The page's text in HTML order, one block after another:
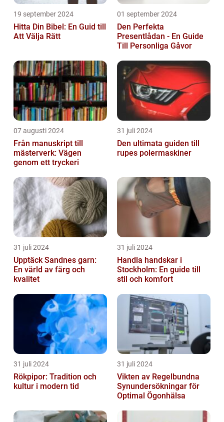
19 september 2024
Hitta Din Bibel: En Guid till
Att Välja Rätt
01 september 2024
Den Perfekta
Presentlådan - En Guide
Till Personliga Gåvor
07 augusti 2024
Från manuskript till
mästerverk: Vägen
genom ett tryckeri
31 juli 2024
Den ultimata guiden till
rupes polermaskiner
31 juli 2024
Upptäck Sandnes garn:
En värld av färg och
kvalitet
31 juli 2024
Handla handskar i
Stockholm: En guide till
stil och komfort
31 juli 2024
Rökpipor: Tradition och
kultur i modern tid
31 juli 2024
Vikten av Regelbundna
Synundersökningar för
Optimal Ögonhälsa